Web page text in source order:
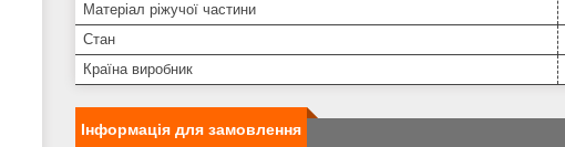
Матеріал ріжучої частини
Стан
Країна виробник
Інформація для замовлення